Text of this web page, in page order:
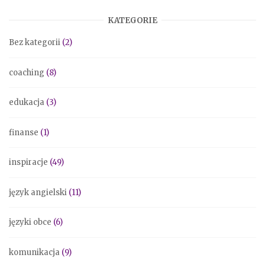
KATEGORIE
Bez kategorii (2)
coaching (8)
edukacja (3)
finanse (1)
inspiracje (49)
język angielski (11)
języki obce (6)
komunikacja (9)